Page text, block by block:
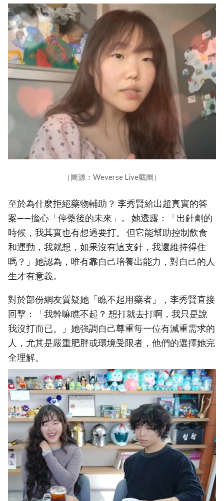
（圖源：Weverse Live截圖）
至於為什麼拒絕藥物輔助？ 李秀賢給出超真實的答
案——擔心「停藥後的未來」。 她透露：「出針劑的
時候，我其實也有想過要打。 但它能幫助控制飲食
和運動，我就想，如果沒有這支針，我還維持得住
嗎？」她認為，唯有靠自己培養出能力，對自己的人
生才有意義。
對於部份網友質疑她「瞧不起用藥者」，李秀賢直接
回擊：「我幹嘛瞧不起？ 想打就去打啊，我只是說
我沒打而已。」她強調自己尊重每一位有減重需求的
人，尤其是嚴重肥胖或環境受限者，他們的選擇她完
全理解。